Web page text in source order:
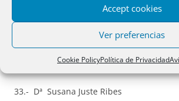
Accept cookies
Ver preferencias
Cookie PolicyPolítica de Privacidad
30.- D. Esteban Moyano Morales
31.- Dª Guadalupe Cuesta Vizoso
32.- Dª María Pilar Linares González
33.- Dª Susana Juste Ribes